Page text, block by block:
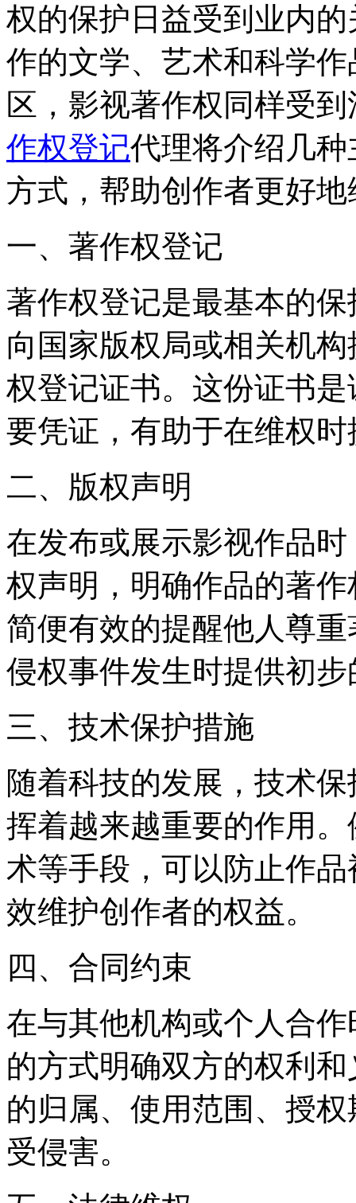
权的保护日益受到业内
作的文学、艺术和科学
区，影视著作权同样受
作权登记代理将介绍几
方式，帮助创作者更好
一、著作权登记
著作权登记是最基本的
向国家版权局或相关机
权登记证书。这份证书
要凭证，有助于在维权
二、版权声明
在发布或展示影视作品
权声明，明确作品的著
简便有效的提醒他人尊
侵权事件发生时提供初
三、技术保护措施
随着科技的发展，技术
挥着越来越重要的作用
术等手段，可以防止作
效维护创作者的权益。
四、合同约束
在与其他机构或个人合
的方式明确双方的权利
的归属、使用范围、授
受侵害。